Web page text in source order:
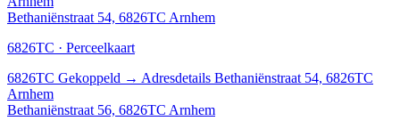
Bethaniënstraat 54, 6826TC Arnhem
6826TC · Perceelkaart
6826TC Gekoppeld → Adresdetails Bethaniënstraat 54, 6826TC
Arnhem
Bethaniënstraat 56, 6826TC Arnhem